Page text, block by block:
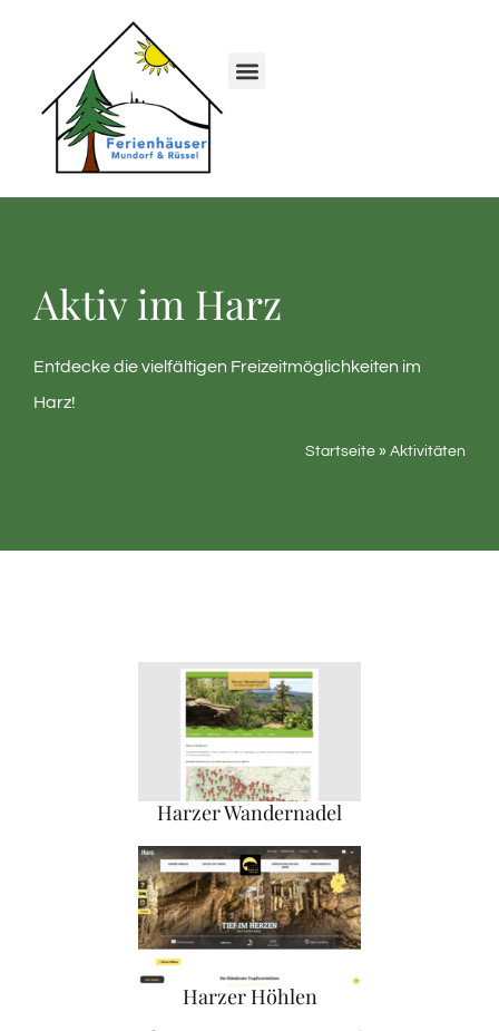
Aktiv im Harz
Entdecke die vielfältigen Freizeitmöglichkeiten im
Harz!
Startseite » Aktivitäten
Harzer Wandernadel
Harzer Höhlen